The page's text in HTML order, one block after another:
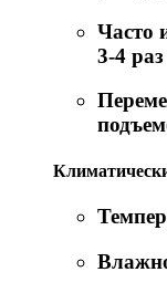
Часто
3-4